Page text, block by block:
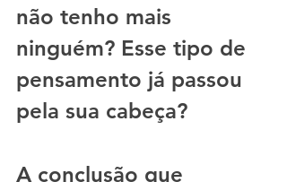
não tenho mais
ninguém? Esse tipo de
pensamento já passou
pela sua cabeça?
A conclusão que